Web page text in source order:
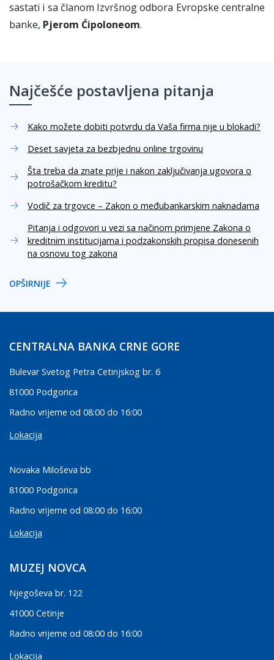
sastati i sa članom Izvršnog odbora Evropske centralne
banke, Pjerom Ćipoloneom.
Najčešće postavljena pitanja
Kako možete dobiti potvrdu da Vaša firma nije u blokadi?
Deset savjeta za bezbjednu online trgovinu
Šta treba da znate prije i nakon zaključivanja ugovora o
potrošačkom kreditu?
Vodič za trgovce – Zakon o međubankarskim naknadama
Pitanja i odgovori u vezi sa načinom primjene Zakona o
kreditnim institucijama i podzakonskih propisa donesenih
na osnovu tog zakona
OPŠIRNIJE
CENTRALNA BANKA CRNE GORE
Bulevar Svetog Petra Cetinjskog br. 6
81000 Podgorica
Radno vrijeme od 08:00 do 16:00
Lokacija
Novaka Miloševa bb
81000 Podgorica
Radno vrijeme od 08:00 do 16:00
Lokacija
MUZEJ NOVCA
Njegoševa br. 122
41000 Cetinje
Radno vrijeme od 08:00 do 16:00
Lokacija